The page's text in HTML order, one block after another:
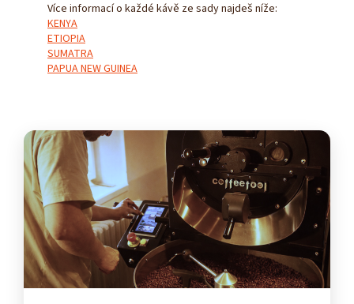
Více informací o každé kávě ze sady najdeš níže:
KENYA
ETIOPIA
SUMATRA
PAPUA NEW GUINEA